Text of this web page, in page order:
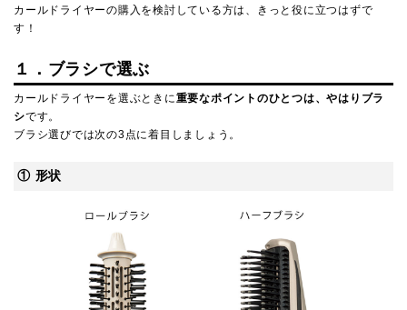
カールドライヤーの購入を検討している方は、きっと役に立つはずで
す！
１．ブラシで選ぶ
カールドライヤーを選ぶときに重要なポイントのひとつは、やはりブラ
シです。
ブラシ選びでは次の3点に着目しましょう。
① 形状